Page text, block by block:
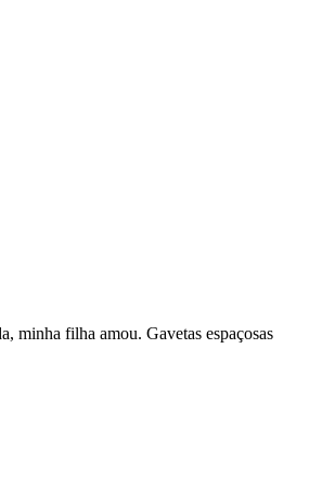
minha filha amou. Gavetas espaçosas